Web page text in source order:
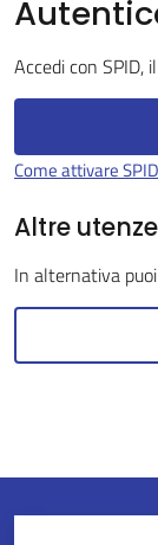
on-
line
gli
Accedi con SPID,
Come attivare SPID
Altre utenze
In alternativa